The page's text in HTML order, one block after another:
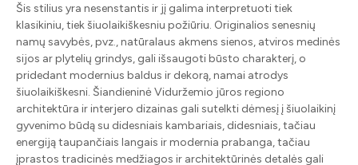
Šis stilius yra nesenstantis ir jį galima interpretuoti tiek
klasikiniu, tiek šiuolaikiškesniu požiūriu. Originalios senesnių
namų savybės, pvz., natūralaus akmens sienos, atviros medinės
sijos ar plytelių grindys, gali išsaugoti būsto charakterį, o
pridedant modernius baldus ir dekorą, namai atrodys
šiuolaikiškesni. Šiandieninė Viduržemio jūros regiono
architektūra ir interjero dizainas gali sutelkti dėmesį į šiuolaikinį
gyvenimo būdą su didesniais kambariais, didesniais, tačiau
energiją taupančiais langais ir modernia prabanga, tačiau
įprastos tradicinės medžiagos ir architektūrinės detalės gali